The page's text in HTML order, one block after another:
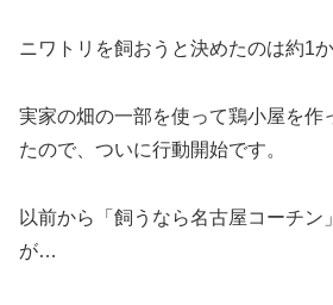
ニワトリを飼おうと決めたのは約1か
実家の畑の一部を使って鶏小屋を作
たので、ついに行動開始です。
以前から「飼うなら名古屋コーチン
が…